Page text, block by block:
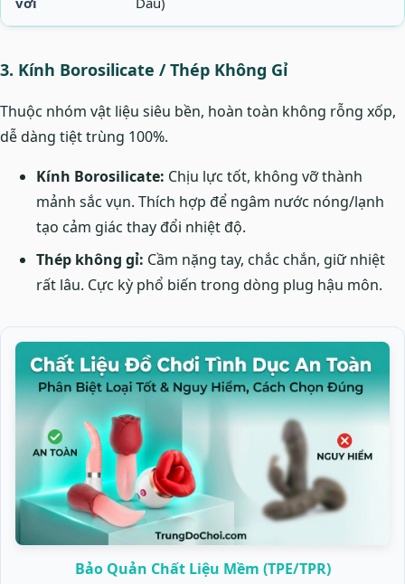
3. Kính Borosilicate / Thép Không Gỉ
Thuộc nhóm vật liệu siêu bền, hoàn toàn không rỗng xốp,
dễ dàng tiệt trùng 100%.
Kính Borosilicate: Chịu lực tốt, không vỡ thành
mảnh sắc vụn. Thích hợp để ngâm nước nóng/lạnh
tạo cảm giác thay đổi nhiệt độ.
Thép không gỉ: Cầm nặng tay, chắc chắn, giữ nhiệt
rất lâu. Cực kỳ phổ biến trong dòng plug hậu môn.
Bảo Quản Chất Liệu Mềm (TPE/TPR)